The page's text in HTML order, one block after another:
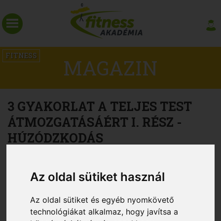
Az oldal sütiket használ
Az oldal sütiket és egyéb nyomkövető
technológiákat alkalmaz, hogy javítsa a
FITNESS MAGAZIN
3 GYAKORLAT A TELJES TEST
ÁTMOZGATÁSÁÉRT I. RÉSZ -
HÚZÓDZKODÁS